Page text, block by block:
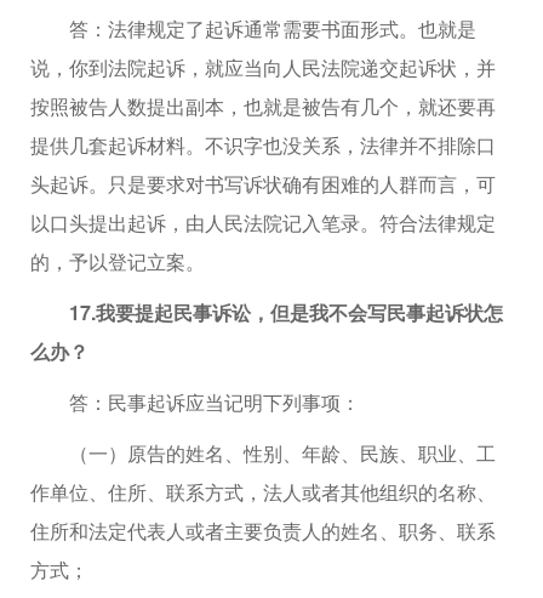
答：法律规定了起诉通常需要书面形式。也就是
说，你到法院起诉，就应当向人民法院递交起诉状，并
按照被告人数提出副本，也就是被告有几个，就还要再
提供几套起诉材料。不识字也没关系，法律并不排除口
头起诉。只是要求对书写诉状确有困难的人群而言，可
以口头提出起诉，由人民法院记入笔录。符合法律规定
的，予以登记立案。
17.我要提起民事诉讼，但是我不会写民事起诉状怎
么办？
答：民事起诉应当记明下列事项：
（一）原告的姓名、性别、年龄、民族、职业、工
作单位、住所、联系方式，法人或者其他组织的名称、
住所和法定代表人或者主要负责人的姓名、职务、联系
方式；